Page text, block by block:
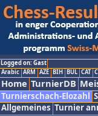
Logged on: Gast
Arabic ARM AZE BIH BUL CAT
Home TurnierDB
Turnierschach-Elozahl
Allgemeines Turnier